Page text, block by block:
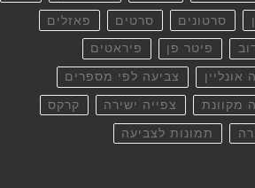
סרטונים סרטים פאזלים
פיטר פן פיראטים
אונליין צביעה לפי מספרים
מקוונת צפייה ישירה קרקס
תמונות לצביעה